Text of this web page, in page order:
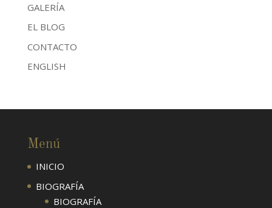
GALERÍA
EL BLOG
CONTACTO
ENGLISH
Menú
INICIO
BIOGRAFÍA
BIOGRAFÍA